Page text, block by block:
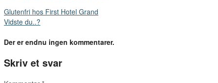
Glutenfri hos First Hotel Grand
Vidste du..?
Der er endnu ingen kommentarer.
Skriv et svar